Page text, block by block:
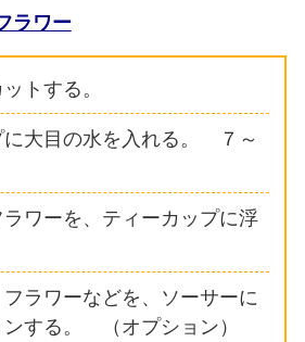
ラワー
トする。
に大目の水を入れる。 ７～
ワーを、ティーカップに浮
ラワーなどを、ソーサーに
する。 （オプション）